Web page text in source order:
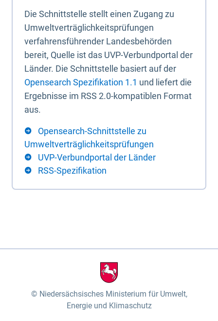
Die Schnittstelle stellt einen Zugang zu
Umweltverträglichkeitsprüfungen
verfahrensführender Landesbehörden
bereit, Quelle ist das UVP-Verbundportal der
Länder. Die Schnittstelle basiert auf der
Opensearch Spezifikation 1.1 und liefert die
Ergebnisse im RSS 2.0-kompatiblen Format
aus.
Opensearch-Schnittstelle zu
Umweltverträglichkeitsprüfungen
UVP-Verbundportal der Länder
RSS-Spezifikation
Niedersächsisches Ministerium für Umwelt,
Energie und Klimaschutz